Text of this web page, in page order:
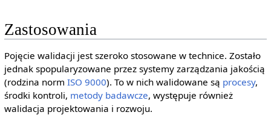
Zastosowania
Pojęcie walidacji jest szeroko stosowane w technice. Zostało
jednak spopularyzowane przez systemy zarządzania jakością
(rodzina norm ISO 9000). To w nich walidowane są procesy,
środki kontroli, metody badawcze, występuje również
walidacja projektowania i rozwoju.